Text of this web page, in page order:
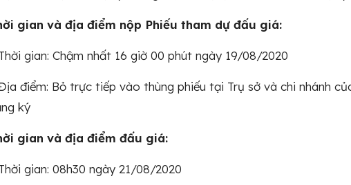
gian và địa điểm nộp Phiếu tham dự đấu giá:
gian: Chậm nhất 16 giờ 00 phút ngày 19/08/2020
điểm: Bỏ trực tiếp vào thùng phiếu tại Trụ sở và chi nhánh
ký
gian và địa điểm đấu giá:
gian: 08h30 ngày 21/08/2020